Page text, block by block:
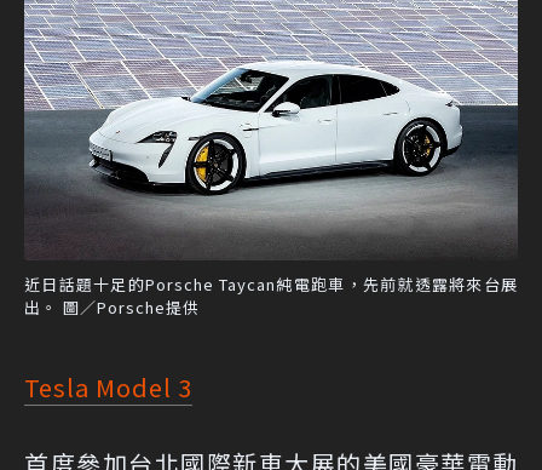
近日話題十足的Porsche Taycan純電跑車，先前就透露將來台展
出。 圖／Porsche提供
Tesla Model 3